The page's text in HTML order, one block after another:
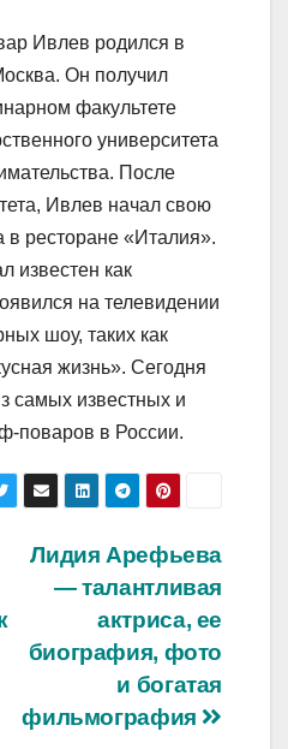
Ивлев родился в
Он получил
факультете
университета
После
Ивлев начал свою
ресторане «Италия».
известен как
на телевидении
шоу, таких как
жизнь». Сегодня
самых известных и
поваров в России.
Лидия Арефьева
— талантливая
актриса, ее
биография, фото
и богатая
фильмография